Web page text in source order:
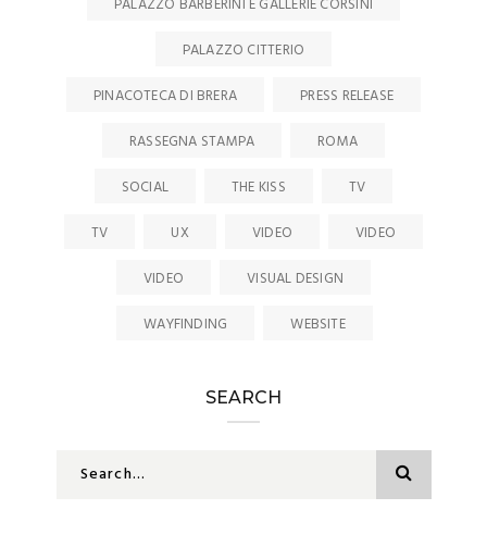
PALAZZO CITTERIO
PINACOTECA DI BRERA
PRESS RELEASE
RASSEGNA STAMPA
ROMA
SOCIAL
THE KISS
TV
TV
UX VIDEO
VIDEO
VIDEO
VISUAL DESIGN
WAYFINDING
WEBSITE
SEARCH